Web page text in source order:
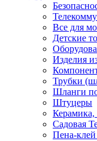
Все для
Детские
Изделия
Трубки
Шланги
Штуцеры
Керамика,
Садовая
Пена-